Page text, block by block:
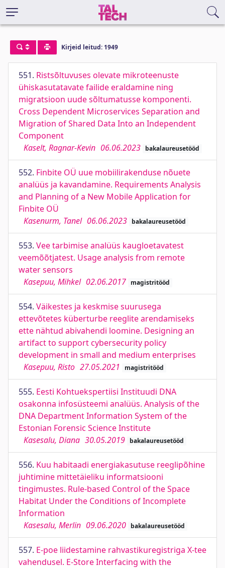
Kirjeid leitud: 1949
551. Ristsõltuvuses olevate mikroteenuste
ühiskasutatavate failide eraldamine ning
migratsioon uude sõltumatusse komponenti.
Cross Dependent Microservices Separation and
Migration of Shared Data Into an Independent
Component
Kaselt, Ragnar-Kevin 06.06.2023 bakalaureusetööd
552. Finbite OÜ uue mobiilirakenduse nõuete
analüüs ja kavandamine. Requirements Analysis
and Planning of a New Mobile Application for
Finbite OÜ
Kasenurm, Tanel 06.06.2023 bakalaureusetööd
553. Vee tarbimise analüüs kaugloetavatest
veemõõtjatest. Usage analysis from remote
water sensors
Kasepuu, Mihkel 02.06.2017 magistritööd
554. Väikestes ja keskmise suurusega
ettevõtetes küberturbe reeglite arendamiseks
ette nähtud abivahendi loomine. Designing an
artifact to support cybersecurity policy
development in small and medium enterprises
Kasepuu, Risto 27.05.2021 magistritööd
555. Eesti Kohtuekspertiisi Instituudi DNA
osakonna infosüsteemi analüüs. Analysis of the
DNA Department Information System of the
Estonian Forensic Science Institute
Kasesalu, Diana 30.05.2019 bakalaureusetööd
556. Kuu habitaadi energiakasutuse reeglipõhine
juhtimine mittetäieliku informatsiooni
tingimustes. Rule-based Control of the Space
Habitat Under the Conditions of Incomplete
Information
Kasesalu, Merlin 09.06.2020 bakalaureusetööd
557. E-poe liidestamine rahvastikuregistriga X-tee
vahendusel. E-Store Interfacing with the